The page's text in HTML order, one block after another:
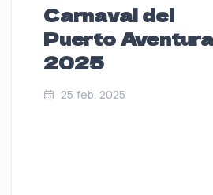
Carnaval del
Puerto
2025
25 feb. 2025